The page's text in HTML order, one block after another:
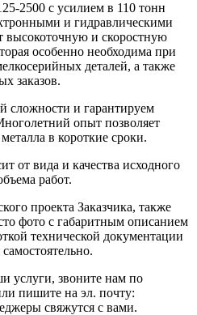
2500 с усилием в 110 тонн
и гидравлическими
высокоточную и скоростную
особенно необходима при
деталей, а также
заказов.
и гарантируем
опыт позволяет
в короткие сроки.
от вида и качества исходного
работ.
проекта Заказчика, также
фото с габаритным описанием
технической документации
услуги, звоните нам по
пишите на эл. почту:
свяжутся с вами.